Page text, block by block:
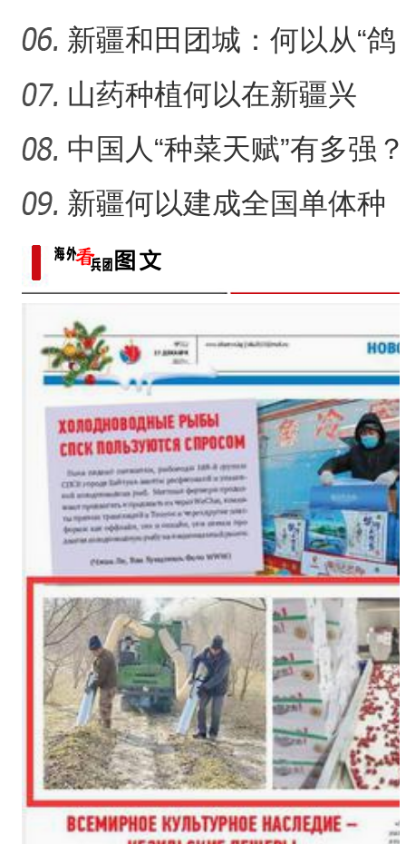
侨乡故事 | 新疆吐鲁番烘焙
侨乡故事 | 创业者青年古丽
村镇
新疆和田团城：何以从“鸽
子巷”到网红打卡地
山药种植何以在新疆兴
起？
中国人“种菜天赋”有多强？
戈壁荒漠变“智慧农场
新疆何以建成全国单体种
植面积最大油莎豆示范基
地